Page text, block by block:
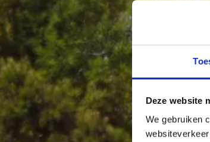
Deze website
We gebruiken